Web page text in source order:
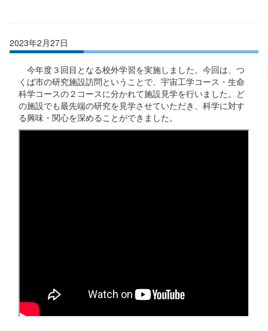
2023年2月27日
今年度３回目となる校外学習を実施しました。今回は、つ
くば市の研究施設訪問ということで、宇宙工学コース・生命
科学コースの２コースに分かれて施設見学を行いました。ど
の施設でも最先端の研究を見学させていただき、科学に対す
る興味・関心を深めることができました。